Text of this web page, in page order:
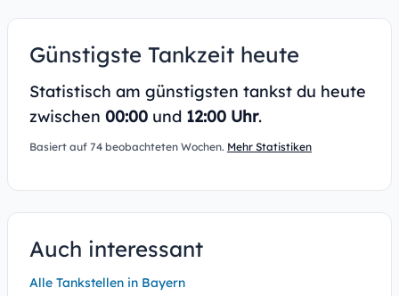
Günstigste Tankzeit heute
Statistisch am günstigsten tankst du heute
zwischen 00:00 und 12:00 Uhr.
Basiert auf 74 beobachteten Wochen. Mehr Statistiken
Auch interessant
Alle Tankstellen in Bayern